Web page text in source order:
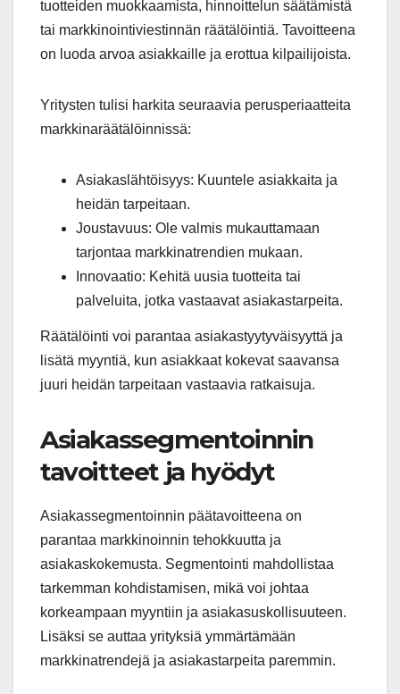
tuotteiden muokkaamista, hinnoittelun säätämistä
tai markkinointiviestinnän räätälöintiä. Tavoitteena
on luoda arvoa asiakkaille ja erottua kilpailijoista.
Yritysten tulisi harkita seuraavia perusperiaatteita
markkinaräätälöinnissä:
Asiakaslähtöisyys: Kuuntele asiakkaita ja
heidän tarpeitaan.
Joustavuus: Ole valmis mukauttamaan
tarjontaa markkinatrendien mukaan.
Innovaatio: Kehitä uusia tuotteita tai
palveluita, jotka vastaavat asiakastarpeita.
Räätälöinti voi parantaa asiakastyytyväisyyttä ja
lisätä myyntiä, kun asiakkaat kokevat saavansa
juuri heidän tarpeitaan vastaavia ratkaisuja.
Asiakassegmentoinnin
tavoitteet ja hyödyt
Asiakassegmentoinnin päätavoitteena on
parantaa markkinoinnin tehokkuutta ja
asiakaskokemusta. Segmentointi mahdollistaa
tarkemman kohdistamisen, mikä voi johtaa
korkeampaan myyntiin ja asiakasuskollisuuteen.
Lisäksi se auttaa yrityksiä ymmärtämään
markkinatrendejä ja asiakastarpeita paremmin.